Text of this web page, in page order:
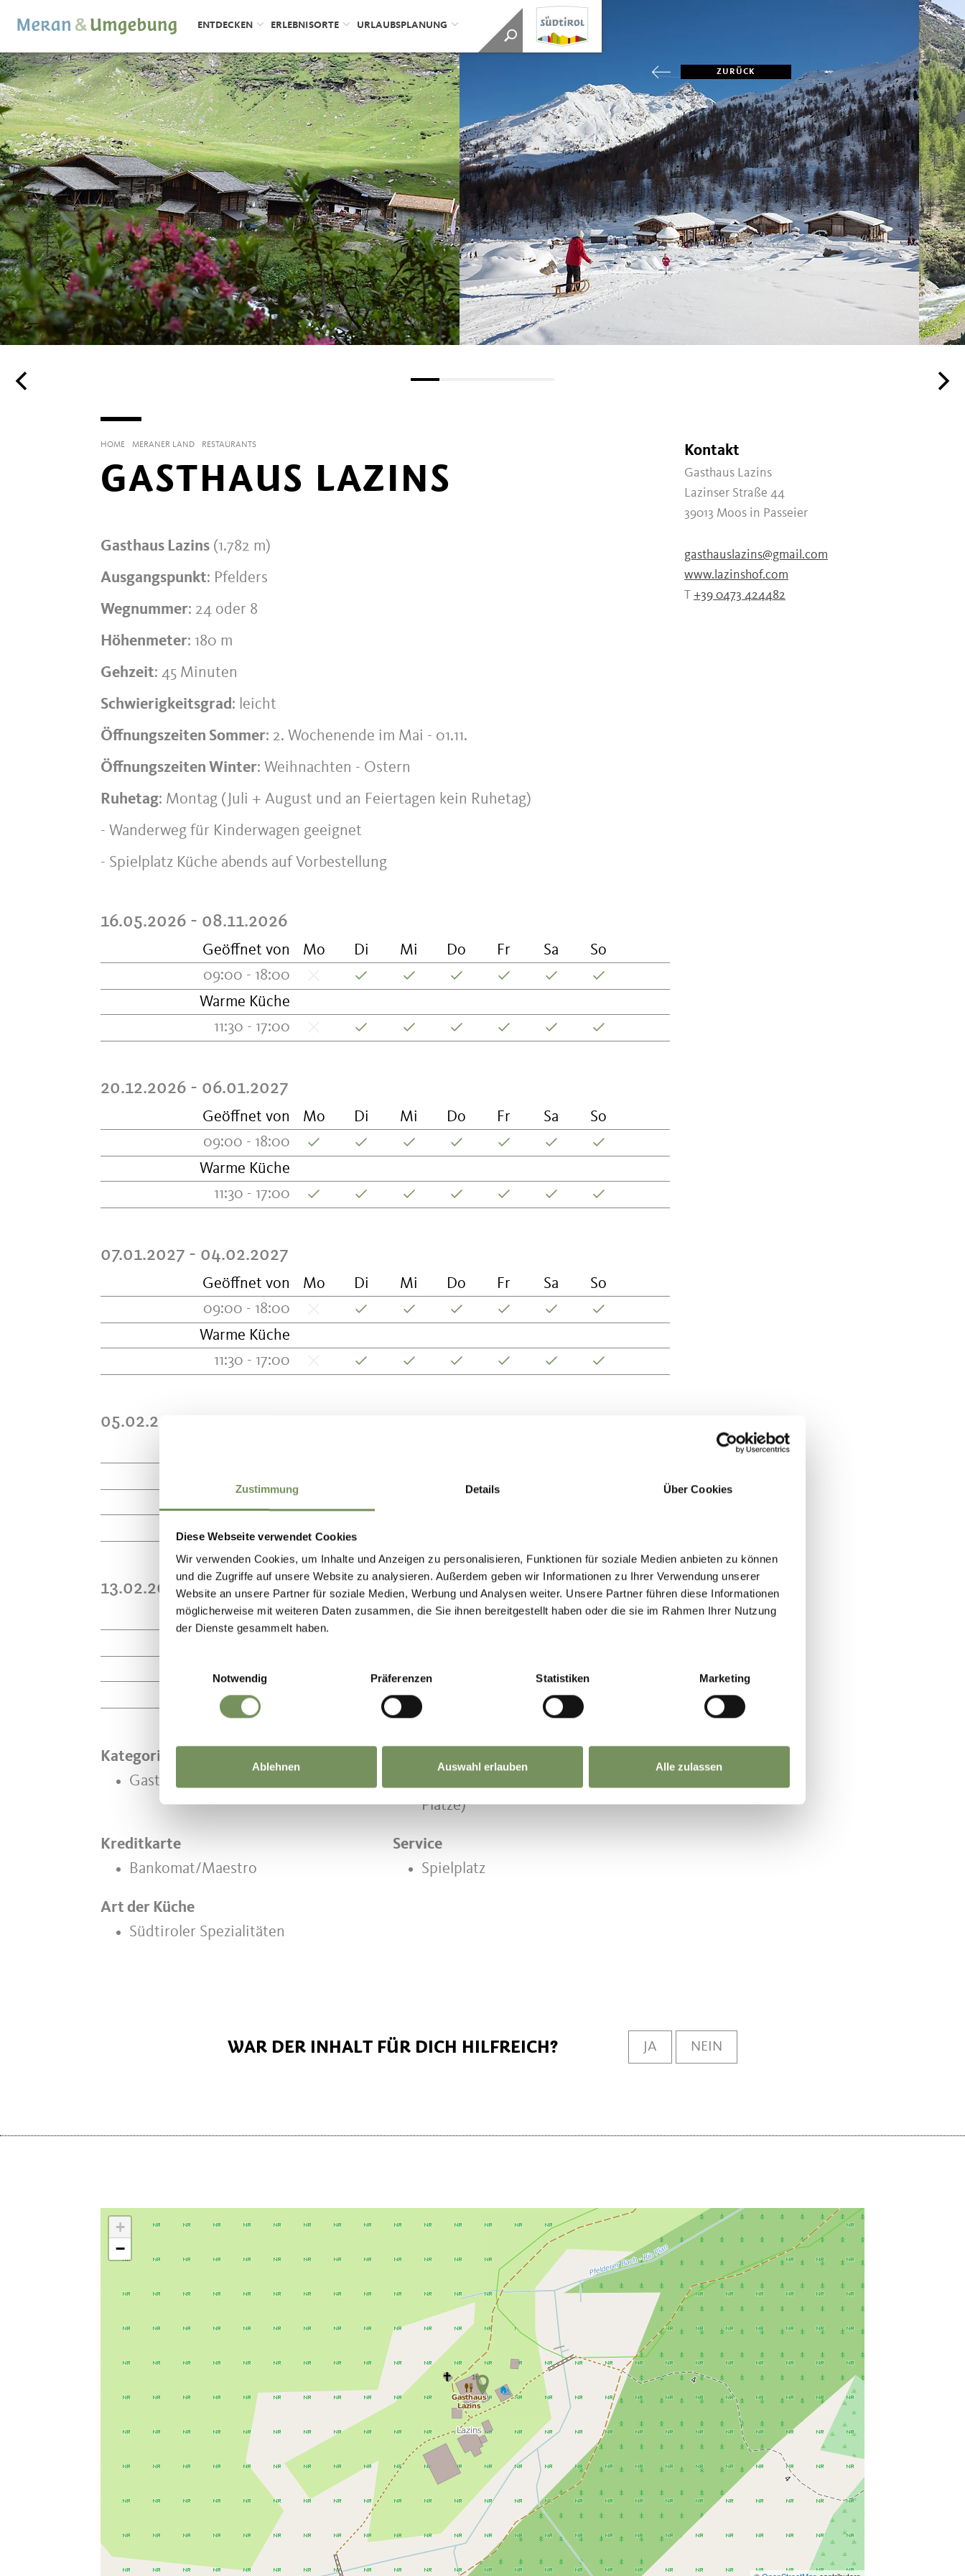
Zustimmung Details Über Cookies
Diese Webseite verwendet Cookies
Wir verwenden Cookies, um Inhalte und Anzeigen zu personalisieren, Funktionen für soziale Medien anbieten zu können
und die Zugriffe auf unsere Website zu analysieren. Außerdem geben wir Informationen zu Ihrer Verwendung unserer
Website an unsere Partner für soziale Medien, Werbung und Analysen weiter. Unsere Partner führen diese Informationen
möglicherweise mit weiteren Daten zusammen, die Sie ihnen bereitgestellt haben oder die sie im Rahmen Ihrer Nutzung
der Dienste gesammelt haben.
Notwendig
Präferenzen Statistiken Marketing
Ablehnen Auswahl erlauben Alle zulassen
ENTDECKEN ERLEBNISORTE URLAUBSPLANUNG
ZURÜCK
HOME MERANER LAND RESTAURANTS
GASTHAUS LAZINS
Gasthaus Lazins (1.782 m)
Ausgangspunkt: Pfelders
Wegnummer: 24 oder 8
Höhenmeter: 180 m
Gehzeit: 45 Minuten
Schwierigkeitsgrad: leicht
Öffnungszeiten Sommer: 2. Wochenende im Mai - 01.11.
Öffnungszeiten Winter: Weihnachten - Ostern
Ruhetag: Montag (Juli + August und an Feiertagen kein Ruhetag)
- Wanderweg für Kinderwagen geeignet
- Spielplatz Küche abends auf Vorbestellung
16.05.2026 - 08.11.2026
Geöffnet von Mo Di Mi Do Fr Sa
So
09:00 - 18:00
Warme Küche
11:30 - 17:00
20.12.2026 - 06.01.2027
Geöffnet von Mo Di Mi Do Fr Sa
So
09:00 - 18:00
Warme Küche
11:30 - 17:00
07.01.2027 - 04.02.2027
Geöffnet von Mo Di Mi Do Fr Sa
So
09:00 - 18:00
Warme Küche
11:30 - 17:00
05.02.2027 - 12.02.2027
13.02.2027 - 26.03.2027
Geöffnet von Mo Di Mi Do Fr Sa
So
11:30 - 17:00
Kategorien
Gasthaus
Plätze)
Kreditkarte
Bankomat/Maestro
Service
Spielplatz
Art der Küche
Südtiroler Spezialitäten
Kontakt
Gasthaus Lazins
Lazinser Straße 44
39013 Moos in Passeier
gasthauslazins@gmail.com
www.lazinshof.com
T +39 0473 424482
WAR DER INHALT FÜR DICH HILFREICH? JA NEIN
+
−